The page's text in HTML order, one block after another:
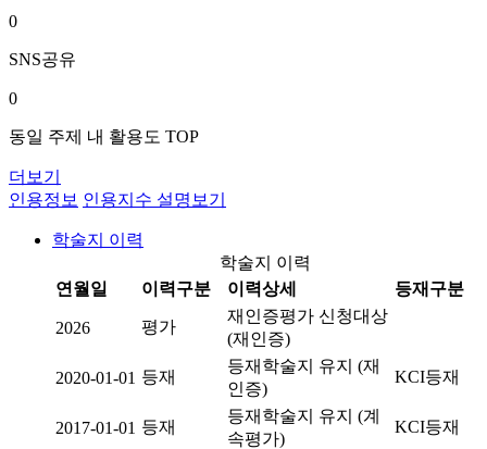
0
SNS공유
0
동일 주제 내 활용도 TOP
더보기
인용정보 인용지수 설명보기
학술지 이력
학술지 이력
연월일
이력구분 이력상세 등재구분
2026 평가
재인증평가 신청대상
(재인증)
2020-01-01 등재
등재학술지 유지 (재
인증)
KCI등재
2017-01-01 등재
등재학술지 유지 (계
속평가)
KCI등재